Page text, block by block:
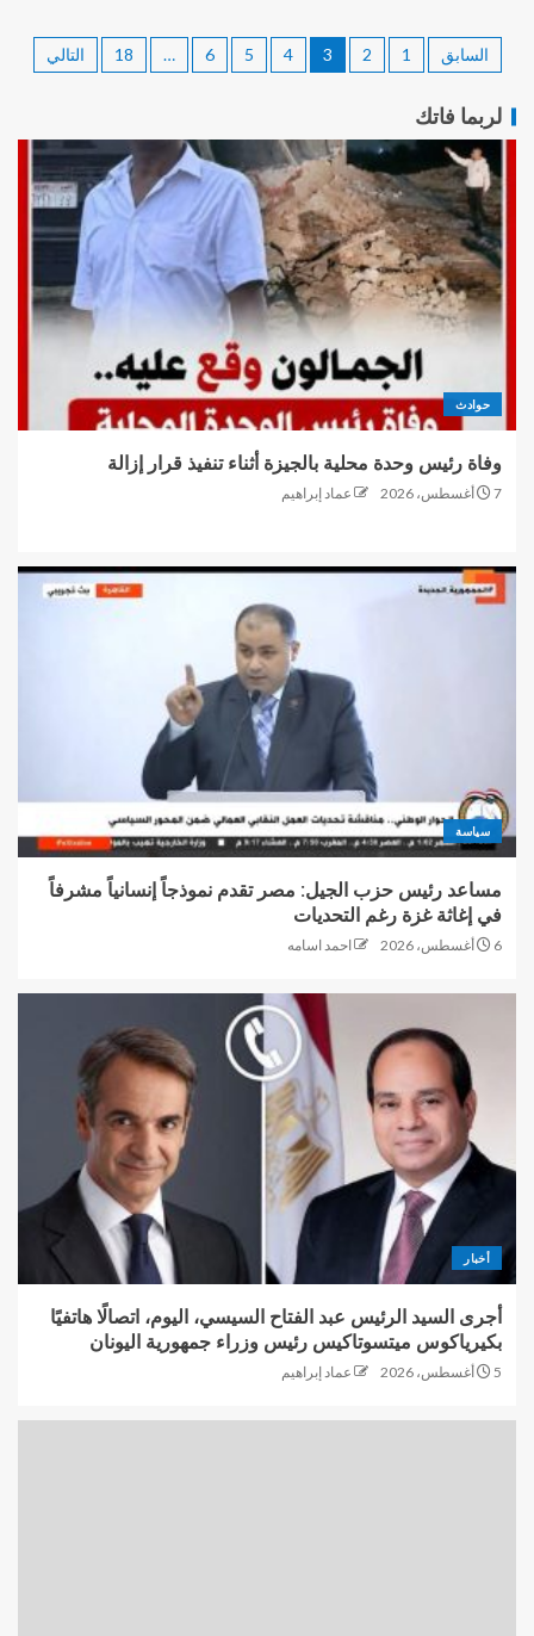
السابق 1
2
3
4
5
6
…
18 التالي
لربما فاتك
حوادث
وفاة رئيس وحدة محلية بالجيزة أثناء تنفيذ قرار إزالة
7 أغسطس، 2026 عماد إبراهيم
سياسة
مساعد رئيس حزب الجيل: مصر تقدم نموذجاً إنسانياً مشرفاً
في إغاثة غزة رغم التحديات
6 أغسطس، 2026 احمد اسامه
أخبار
أجرى السيد الرئيس عبد الفتاح السيسي، اليوم، اتصالًا هاتفيًا
بكيرياكوس ميتسوتاكيس رئيس وزراء جمهورية اليونان
5 أغسطس، 2026 عماد إبراهيم